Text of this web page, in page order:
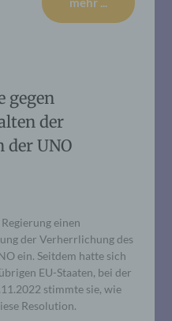
gegen
der
der UNO
einen
der Verherrlichung des
ein. Seitdem hatte sich
EU-Staaten, bei der
stimmte sie, wie
Resolution.